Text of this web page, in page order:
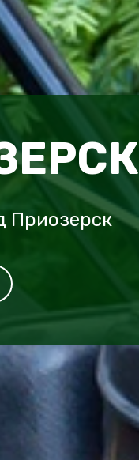
Приозерск